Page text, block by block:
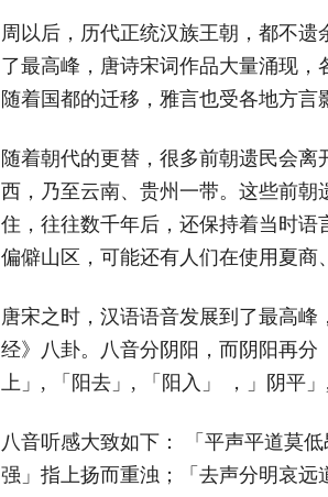
周以后，历代正统汉族王朝，都不遗
了最高峰，唐诗宋词作品大量涌现
随着国都的迁移，雅言也受各地方言
随着朝代的更替，很多前朝遗民会
西，乃至云南、贵州一带。这些前
住，往往数千年后，还保持着当时
偏僻山区，可能还有人们在使用夏商
唐宋之时，汉语语音发展到了最高
经》八卦。八音分阴阳，而阴阳再分
上」, 「阳去」, 「阳入」 ，」阴平
八音听感大致如下： 「平声平道莫
强」指上扬而重浊；「去声分明哀